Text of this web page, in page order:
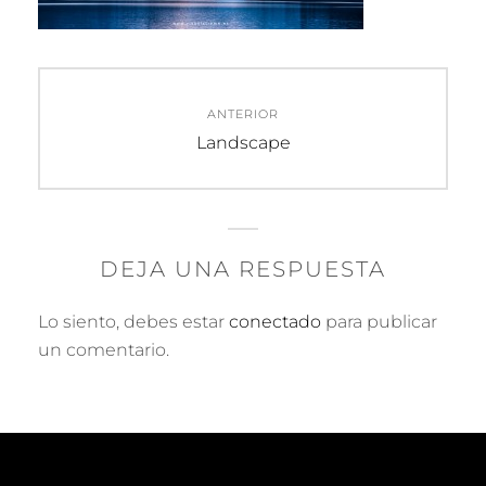
entradas
ANTERIOR
Entrada
Landscape
DEJA UNA RESPUESTA
Lo siento, debes estar conectado para publicar
un comentario.